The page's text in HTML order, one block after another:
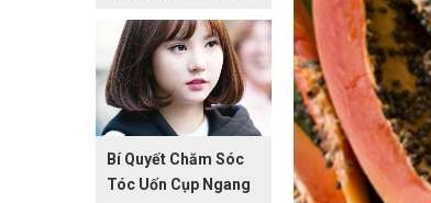
ẩm ban đêm. Muốn có
kem dưỡng da ban
đêm từ thiên nhiên,
chúng ta không cần
tốn quá nhiều công
sức và thời gian, thậm
chí là chi phí vì đây đều
Bí Quyết Chăm Sóc
Tóc Uốn Cụp Ngang